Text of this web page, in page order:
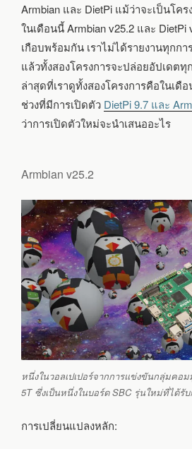
Armbian และ DietPi แม้ว่าจะเป็นโค
ในเดือนนี้ Armbian v25.2 และ
เกือบพร้อมกัน เราไม่ได้รายงานทุกก
แล้วทั้งสองโครงการจะปล่อยอัปเดตทุ
ล่าสุดที่เราดูทั้งสองโครงการคือในเดื
ช่วงที่มีการเปิดตัว DietPi 9.7 และ
ว่าการเปิดตัวใหม่จะนำเสนออะไร
Armbian v25.2
หนึ่งในวอลเปเปอร์จากการแข่งขันกลุ่มคอ
5T ซึ่งเป็นหนึ่งในบอร์ด SBC รุ่นใหม่ที่ได้รั
การเปลี่ยนแปลงหลัก: